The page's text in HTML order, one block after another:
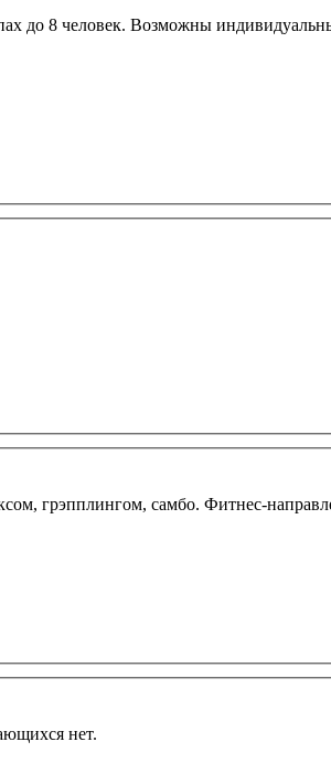
до 8 человек. Возможны
грэпплингом, самбо. Фитнес-
нет.